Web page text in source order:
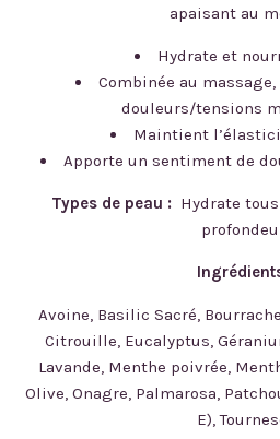
apaisant au
Hydrate et
Combinée au
douleurs/tensions
Maintient
Apporte un sentiment de
Types de peau : Hydrate
Avoine, Basilic Sacré,
Citrouille, Eucalyptus,
Lavande, Menthe poivrée,
Olive, Onagre, Palmarosa,
E),